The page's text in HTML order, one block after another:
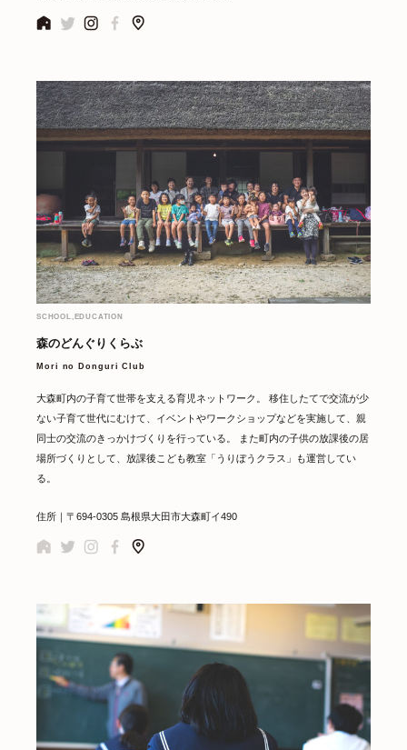
SCHOOL,EDUCATION
森のどんぐりくらぶ
Mori no Donguri Club
大森町内の子育て世帯を支える育児ネットワーク。 移住したてで交流が少
ない子育て世代にむけて、イベントやワークショップなどを実施して、親
同士の交流のきっかけづくりを行っている。 また町内の子供の放課後の居
場所づくりとして、放課後こども教室「うりぼうクラス」も運営してい
る。
住所｜〒694-0305 島根県大田市大森町イ490